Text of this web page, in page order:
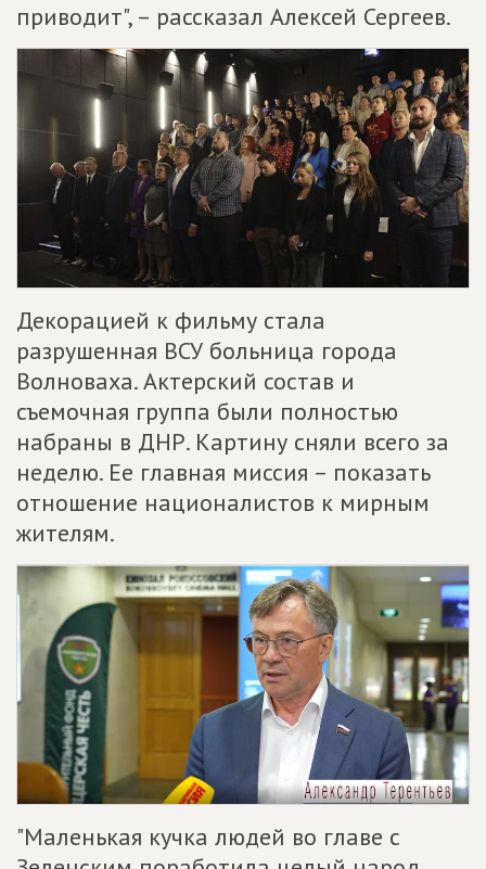
приводит", – рассказал Алексей Сергеев.
Декорацией к фильму стала
разрушенная ВСУ больница города
Волноваха. Актерский состав и
съемочная группа были полностью
набраны в ДНР. Картину сняли всего за
неделю. Ее главная миссия – показать
отношение националистов к мирным
жителям.
"Маленькая кучка людей во главе с